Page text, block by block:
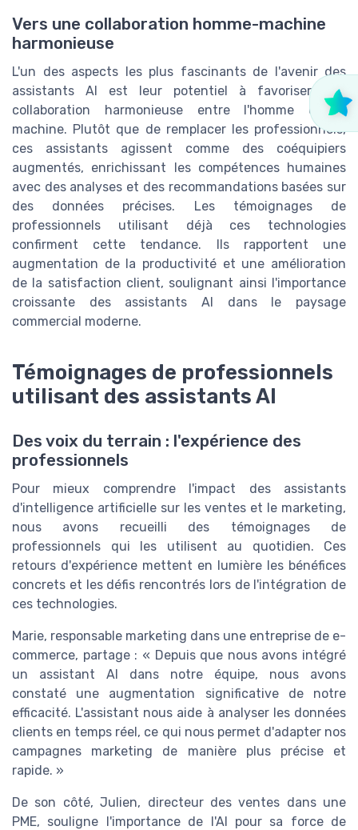
Vers une collaboration homme-machine
harmonieuse
L'un des aspects les plus fascinants de l'avenir des
assistants AI est leur potentiel à favoriser une
collaboration harmonieuse entre l'homme et la
machine. Plutôt que de remplacer les professionnels,
ces assistants agissent comme des coéquipiers
augmentés, enrichissant les compétences humaines
avec des analyses et des recommandations basées sur
des données précises. Les témoignages de
professionnels utilisant déjà ces technologies
confirment cette tendance. Ils rapportent une
augmentation de la productivité et une amélioration
de la satisfaction client, soulignant ainsi l'importance
croissante des assistants AI dans le paysage
commercial moderne.
Témoignages de professionnels
utilisant des assistants AI
Des voix du terrain : l'expérience des
professionnels
Pour mieux comprendre l'impact des assistants
d'intelligence artificielle sur les ventes et le marketing,
nous avons recueilli des témoignages de
professionnels qui les utilisent au quotidien. Ces
retours d'expérience mettent en lumière les bénéfices
concrets et les défis rencontrés lors de l'intégration de
ces technologies.
Marie, responsable marketing dans une entreprise de e-
commerce, partage : « Depuis que nous avons intégré
un assistant AI dans notre équipe, nous avons
constaté une augmentation significative de notre
efficacité. L'assistant nous aide à analyser les données
clients en temps réel, ce qui nous permet d'adapter nos
campagnes marketing de manière plus précise et
rapide. »
De son côté, Julien, directeur des ventes dans une
PME, souligne l'importance de l'AI pour sa force de